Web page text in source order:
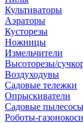
Культиваторы
Аэраторы
Кусторезы
Ножницы
Измельчители
Высоторезы/
Воздуходувы
Садовые тележки
Опрыскиватели
Садовые пылесосы
Роботы-